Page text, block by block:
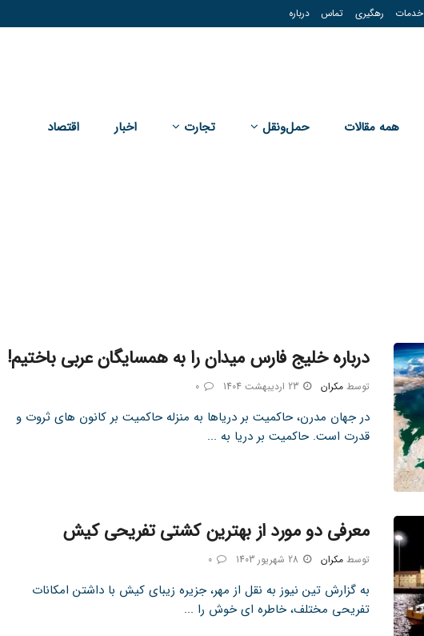
خدمات رهگیری تماس درباره
همه مقالات حمل‌و‌نقل تجارت اخبار اقتصاد
درباره خلیج فارس میدان را به همسایگان عربی باختیم!
توسط مکران 23 اردیبهشت 1404 0
در جهان مدرن، حاکمیت بر دریاها به منزله حاکمیت بر کانون های ثروت و
قدرت است. حاکمیت بر دریا به ...
معرفی دو مورد از بهترین کشتی تفریحی کیش
توسط مکران 28 شهریور 1403 0
به گزارش تین نیوز به نقل از مهر، جزیره زیبای کیش با داشتن امکانات
تفریحی مختلف، خاطره ای خوش را ...